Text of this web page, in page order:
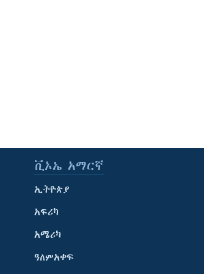
ቪኦኤ አማርኛ
ኢትዮጵያ
አፍሪካ
አሜሪካ
ዓለምአቀፍ